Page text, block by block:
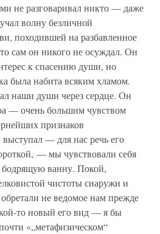
не разговаривал никто — даже
волну безличной
походившей на разбавленное
сам он никого не осуждал. Он
к спасению души, но
была набита всяким хламом.
наши души через сердце. Он
— очень большим чувством
признаков
— для нас речь его
— мы чувствовали себя
ванну. Покой,
чистоты снаружи и
не ведомое нам прежде
то новый его вид — я бы
«„метафизическом“